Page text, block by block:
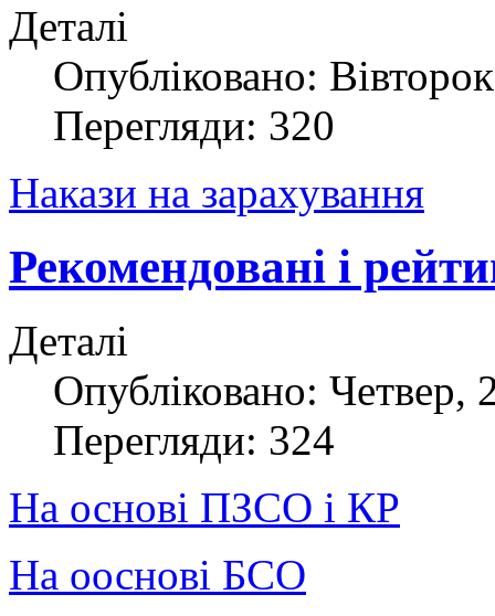
Деталі
Опубліковано:
Перегляди: 320
Накази на зарахування
Рекомендовані і
Деталі
Опубліковано: Четвер,
Перегляди: 324
На основі ПЗСО і КР
На ооснові БСО